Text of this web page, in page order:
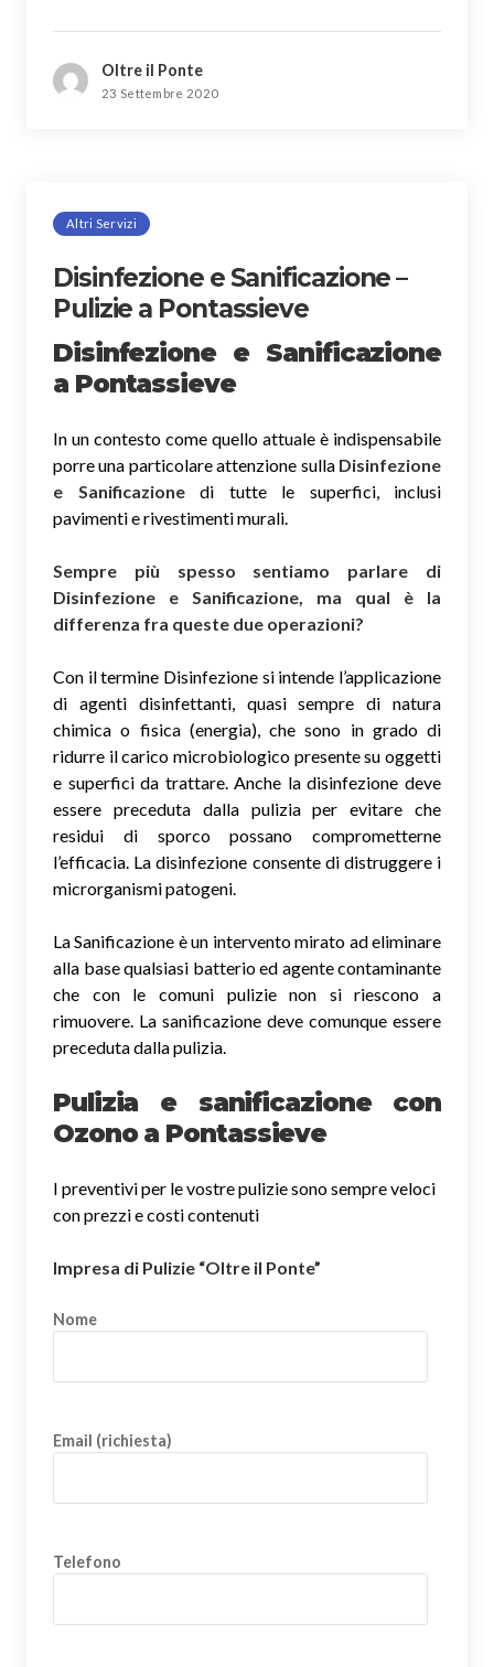
Oltre il Ponte
23 Settembre 2020
Altri Servizi
Disinfezione e Sanificazione –
Pulizie a Pontassieve
Disinfezione e Sanificazione
a Pontassieve
In un contesto come quello attuale è indispensabile
porre una particolare attenzione sulla Disinfezione
e Sanificazionedi tutte le superfici, inclusi
pavimenti e rivestimenti murali.
Sempre più spesso sentiamo parlare di
Disinfezione e Sanificazione, ma qual è la
differenza fra queste due operazioni?
Con il termine Disinfezione si intende l’applicazione
di agenti disinfettanti, quasi sempre di natura
chimica o fisica (energia), che sono in grado di
ridurre il carico microbiologico presente su oggetti
e superfici da trattare. Anche la disinfezione deve
essere preceduta dalla pulizia per evitare che
residui di sporco possano comprometterne
l’efficacia. La disinfezione consente di distruggere i
microrganismi patogeni.
La Sanificazione è un intervento mirato ad eliminare
alla base qualsiasi batterio ed agente contaminante
che con le comuni pulizie non si riescono a
rimuovere. La sanificazione deve comunque essere
preceduta dalla pulizia.
Pulizia e sanificazione con
Ozono a Pontassieve
I preventivi per le vostre pulizie sono sempre veloci
con prezzi e costi contenuti
Impresa di Pulizie “Oltre il Ponte”
Nome
Email (richiesta)
Telefono